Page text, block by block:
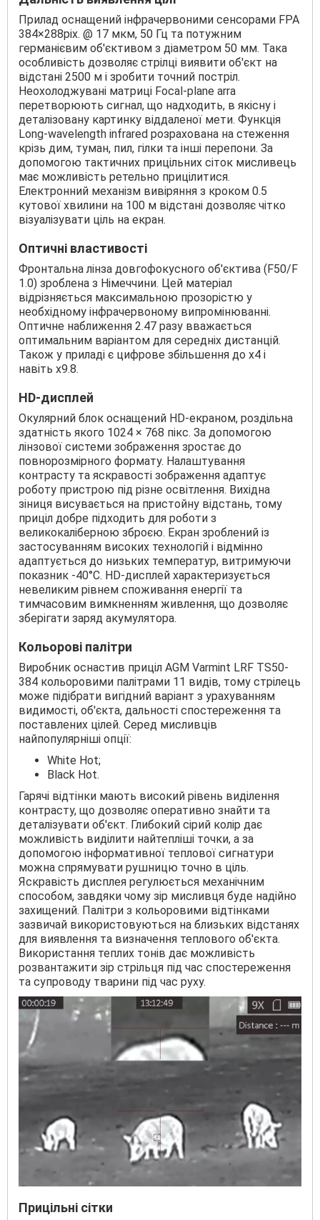
Прилад оснащений інфрачервоними сенсорами FPA
384×288pix. @ 17 мкм, 50 Гц та потужним
германієвим об'єктивом з діаметром 50 мм. Така
особливість дозволяє стрілці виявити об'єкт на
відстані 2500 м і зробити точний постріл.
Неохолоджувані матриці Focal-plane arra
перетворюють сигнал, що надходить, в якісну і
деталізовану картинку віддаленої мети. Функція
Long-wavelength infrared розрахована на стеження
крізь дим, туман, пил, гілки та інші перепони. За
допомогою тактичних прицільних сіток мисливець
має можливість ретельно прицілитися.
Електронний механізм вивіряння з кроком 0.5
кутової хвилини на 100 м відстані дозволяє чітко
візуалізувати ціль на екран.
Оптичні властивості
Фронтальна лінза довгофокусного об'єктива (F50/F
1.0) зроблена з Німеччини. Цей матеріал
відрізняється максимальною прозорістю у
необхідному інфрачервоному випромінюванні.
Оптичне наближення 2.47 разу вважається
оптимальним варіантом для середніх дистанцій.
Також у приладі є цифрове збільшення до х4 і
навіть х9.8.
HD-дисплей
Окулярний блок оснащений HD-екраном, роздільна
здатність якого 1024 × 768 пікс. За допомогою
лінзової системи зображення зростає до
повнорозмірного формату. Налаштування
контрасту та яскравості зображення адаптує
роботу пристрою під різне освітлення. Вихідна
зіниця висувається на пристойну відстань, тому
приціл добре підходить для роботи з
великокаліберною зброєю. Екран зроблений із
застосуванням високих технологій і відмінно
адаптується до низьких температур, витримуючи
показник -40°С. HD-дисплей характеризується
невеликим рівнем споживання енергії та
тимчасовим вимкненням живлення, що дозволяє
зберігати заряд акумулятора.
Кольорові палітри
Виробник оснастив приціл AGM Varmint LRF ТS50-
384 кольоровими палітрами 11 видів, тому стрілець
може підібрати вигідний варіант з урахуванням
видимості, об'єкта, дальності спостереження та
поставлених цілей. Серед мисливців
найпопулярніші опції:
White Hot;
Black Hot.
Гарячі відтінки мають високий рівень виділення
контрасту, що дозволяє оперативно знайти та
деталізувати об'єкт. Глибокий сірий колір дає
можливість виділити найтепліші точки, а за
допомогою інформативної теплової сигнатури
можна спрямувати рушницю точно в ціль.
Яскравість дисплея регулюється механічним
способом, завдяки чому зір мисливця буде надійно
захищений. Палітри з кольоровими відтінками
зазвичай використовуються на близьких відстанях
для виявлення та визначення теплового об'єкта.
Використання теплих тонів дає можливість
розвантажити зір стрільця під час спостереження
та супроводу тварини під час руху.
Прицільні сітки